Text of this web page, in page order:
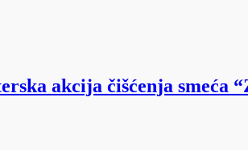
akcija čišćenja smeća